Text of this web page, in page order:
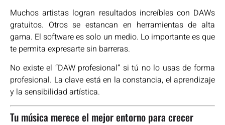
Muchos artistas logran resultados increíbles con DAWs
gratuitos. Otros se estancan en herramientas de alta
gama. El software es solo un medio. Lo importante es que
te permita expresarte sin barreras.
No existe el “DAW profesional” si tú no lo usas de forma
profesional. La clave está en la constancia, el aprendizaje
y la sensibilidad artística.
Tu música merece el mejor entorno para crecer